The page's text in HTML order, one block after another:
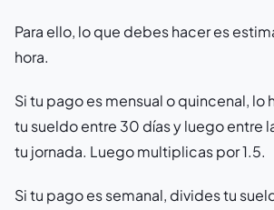
Para ello, lo que debes hacer es
hora.
Si tu pago es mensual o quincenal,
tu sueldo entre 30 días y luego entre
tu jornada. Luego multiplicas por 1.5.
Si tu pago es semanal, divides tu